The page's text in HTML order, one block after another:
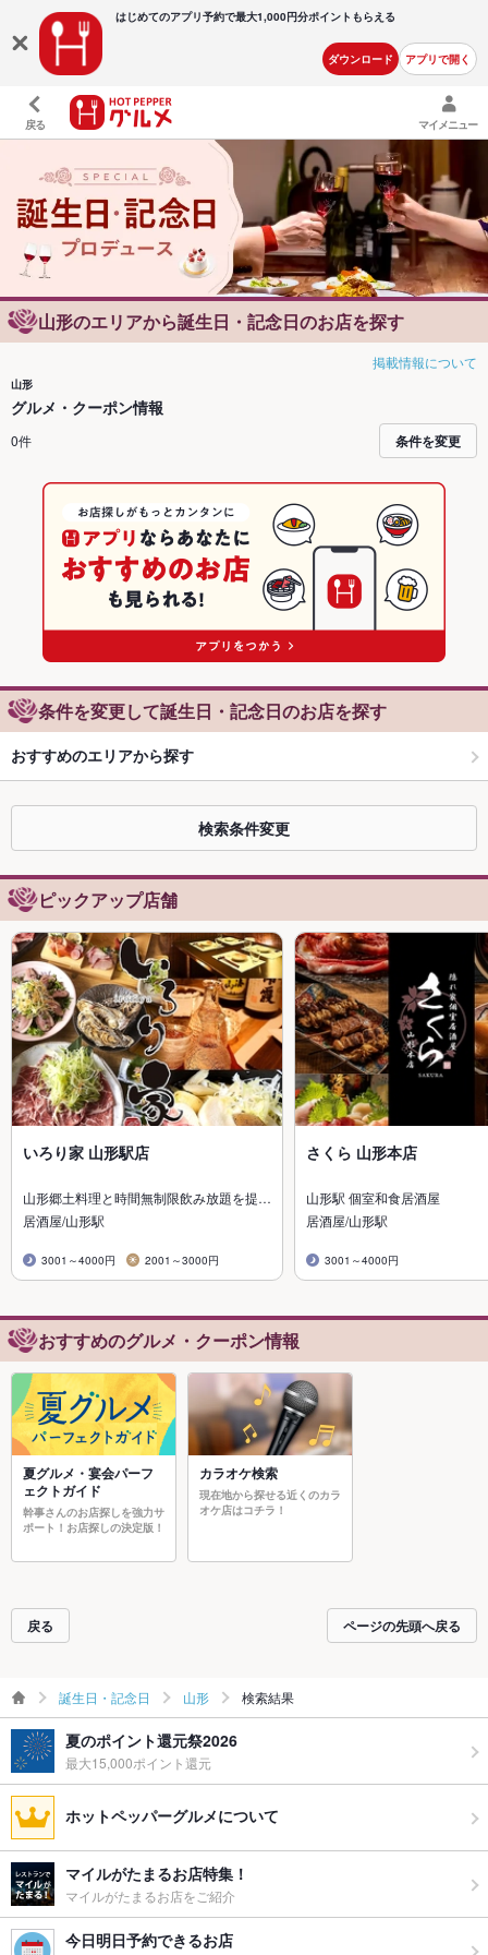
はじめてのアプリ予約で最大1,000円分ポイントもらえる
ダウンロード アプリで開く
戻る マイメニュー
山形のエリアから誕生日・記念日のお店を探す
掲載情報について
山形
グルメ・クーポン情報
0件 条件を変更
条件を変更して誕生日・記念日のお店を探す
おすすめのエリアから探す
検索条件変更
ピックアップ店舗
いろり家 山形駅店
山形郷土料理と時間無制限飲み放題を提…
居酒屋/山形駅
3001～4000円 2001～3000円
さくら 山形本店
山形駅 個室和食居酒屋
居酒屋/山形駅
3001～4000円
おすすめのグルメ・クーポン情報
夏グルメ・宴会パーフ
ェクトガイド
幹事さんのお店探しを強力サ
ポート！お店探しの決定版！
カラオケ検索
現在地から探せる近くのカラ
オケ店はコチラ！
戻る ページの先頭へ戻る
誕生日・記念日 山形 検索結果
夏のポイント還元祭2026
最大15,000ポイント還元
ホットペッパーグルメについて
マイルがたまるお店特集！
マイルがたまるお店をご紹介
今日明日予約できるお店